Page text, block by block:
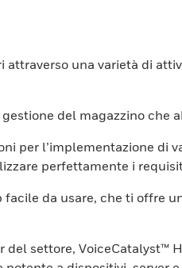
una varietà di
del magazzino che
per l’implementazione di
perfettamente i
da usare, che ti offre
settore, VoiceCatalyst™